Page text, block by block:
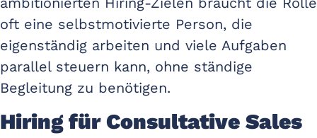
oft eine selbstmotivierte Person, die
eigenständig arbeiten und viele Aufgaben
parallel steuern kann, ohne ständige
Begleitung zu benötigen.
Hiring für Consultative Sales